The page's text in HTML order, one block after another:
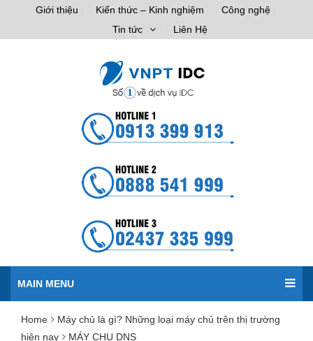
Giới thiệu Kiến thức – Kinh nghiệm
Công nghệ
Tin tức
Liên Hệ
MAIN MENU
Home
Máy chủ là gì? Những loại máy chủ trên thị trường
hiện nay
MÁY CHU DNS